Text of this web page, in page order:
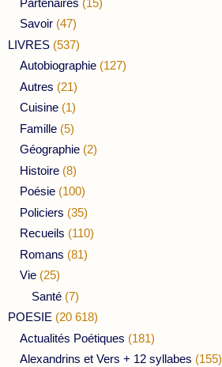
Savoir (47)
LIVRES (537)
Autobiographie (127)
Autres (21)
Cuisine (1)
Famille (5)
Géographie (2)
Histoire (8)
Poésie (100)
Policiers (35)
Recueils (110)
Romans (81)
Vie (25)
Santé (7)
POESIE (20 618)
Actualités Poétiques (181)
Alexandrins et Vers + 12 syllabes (155)